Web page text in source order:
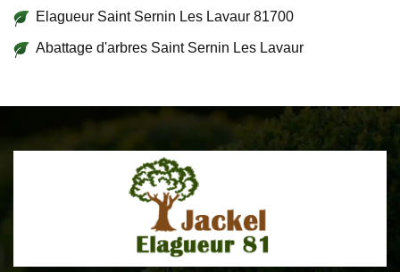
Elagueur Saint Sernin Les Lavaur 81700
Abattage d'arbres Saint Sernin Les Lavaur